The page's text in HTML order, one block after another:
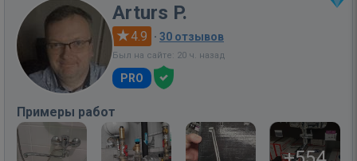
Arturs P.
4.9 · 30 отзывов
Был на сайте: 20 ч. назад
PRO
Примеры работ